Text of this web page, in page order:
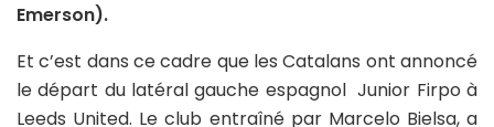
Emerson).
Et c’est dans ce cadre que les Catalans ont annoncé
le départ du latéral gauche espagnol Junior Firpo à
Leeds United. Le club entraîné par Marcelo Bielsa, a